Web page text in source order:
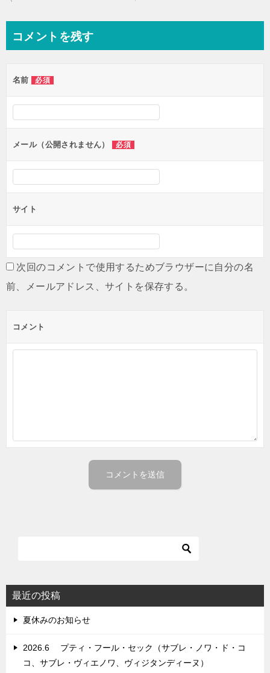
ビ
ー
シ
ン
コメントを残す
名前 必須
メール（公開されません） 必須
サイト
次回のコメントで使用するためブラウザーに自分の名
前、メールアドレス、サイトを保存する。
コメント
最近の投稿
夏休みのお知らせ
2026.6 プティ・フール・セック（サブレ・ノワ・ド・コ
コ、サブレ・ヴィエノワ、ヴィジタンディーヌ）